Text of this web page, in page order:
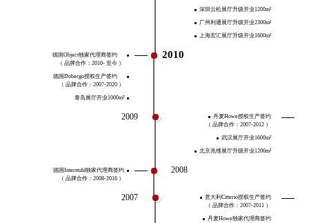
深圳云松展厅升级开业1200m²
广州利通展厅升级开业2300m²
上海宏汇展厅升级开业1600m²
2010
德国Object独家代理商签约
（ 品牌合作：2010- 至今 ）
德国Dobergo授权生产签约
（ 品牌合作：2007-2020 ）
青岛展厅开业1000m²
2009
丹麦Howe授权生产签约
（ 品牌合作：2007-2012 ）
武汉展厅开业1600m²
北京兆维展厅升级开业1200m²
2008
德国Interstuhl独家代理商签约
（ 品牌合作：2008-2016 ）
2007
意大利Citterio授权生产签约
（ 品牌合作：2007-2011 ）
丹麦Howe独家代理商签约